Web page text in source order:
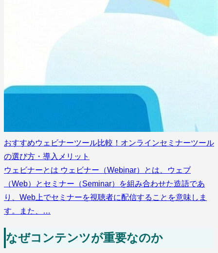
おすすめウェビナーツール比較！オンラインセミナーツール
の選び方・導入メリット
ウェビナーとは ウェビナー（Webinar）とは、ウェブ
（Web）とセミナー（Seminar）を組み合わせた造語であ
り、Web上でセミナーを視聴者に配信することを意味しま
す。また、…
なぜコンテンツが重要なのか